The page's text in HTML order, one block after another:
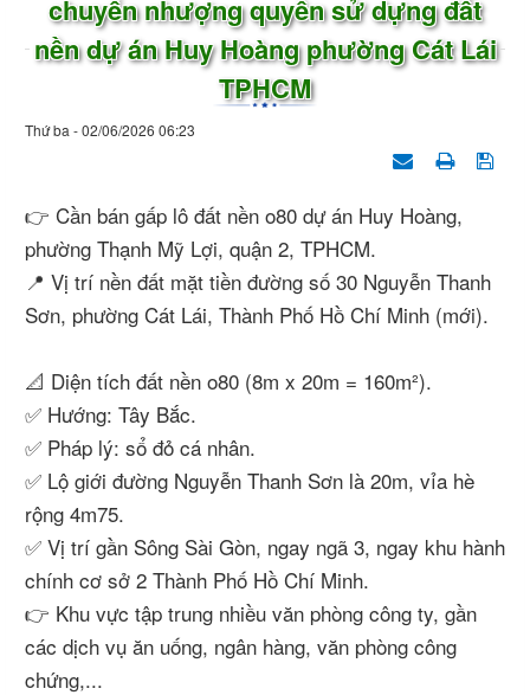
chuyển nhượng quyền sử dựng đất
nền dự án Huy Hoàng phường Cát Lái
TPHCM
Thứ ba - 02/06/2026 06:23
👉 Cần bán gấp lô đất nền o80 dự án Huy Hoàng,
phường Thạnh Mỹ Lợi, quận 2, TPHCM.
📍 Vị trí nền đất mặt tiền đường số 30 Nguyễn Thanh
Sơn, phường Cát Lái, Thành Phố Hồ Chí Minh (mới).
📐 Diện tích đất nền o80 (8m x 20m = 160m²).
✅ Hướng: Tây Bắc.
✅ Pháp lý: sổ đỏ cá nhân.
✅ Lộ giới đường Nguyễn Thanh Sơn là 20m, vỉa hè
rộng 4m75.
✅ Vị trí gần Sông Sài Gòn, ngay ngã 3, ngay khu hành
chính cơ sở 2 Thành Phố Hồ Chí Minh.
👉 Khu vực tập trung nhiều văn phòng công ty, gần
các dịch vụ ăn uống, ngân hàng, văn phòng công
chứng,...